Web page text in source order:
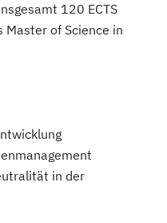
120 ECTS
Master of Science in
in der